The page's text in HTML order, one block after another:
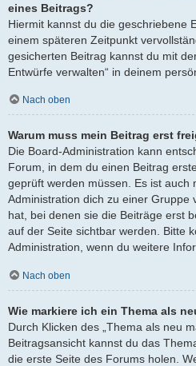
eines Beitrags?
Hiermit kannst du die geschriebene
einem späteren Zeitpunkt
gesicherten Beitrag kannst du mit
Entwürfe verwalten“ in deinem
Nach oben
Warum muss mein Beitrag erst
Die Board-Administration kann
Forum, in dem du einen Beitrag
geprüft werden müssen. Es ist auch
Administration dich zu einer Gruppe
hat, bei denen sie die Beiträge erst
auf der Seite sichtbar werden. Bitte
Administration, wenn du weitere
Nach oben
Wie markiere ich ein Thema als
Durch Klicken des „Thema als neu
Beitragsansicht kannst du das
die erste Seite des Forums holen.